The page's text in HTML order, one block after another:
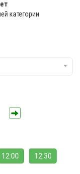
категории
12:00 12:30